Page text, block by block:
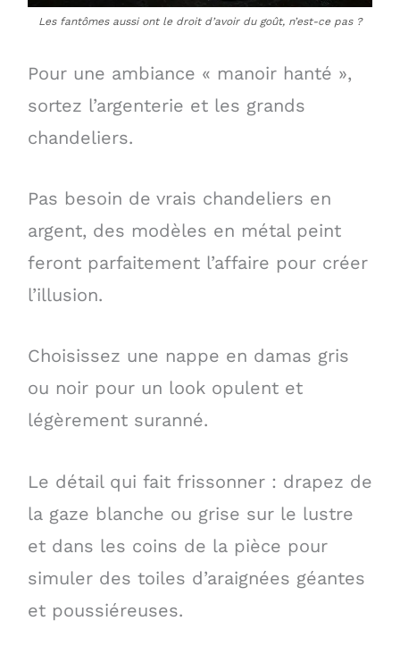
Les fantômes aussi ont le droit d’avoir du goût, n’est-ce pas ?
Pour une ambiance « manoir hanté »,
sortez l’argenterie et les grands
chandeliers.
Pas besoin de vrais chandeliers en
argent, des modèles en métal peint
feront parfaitement l’affaire pour créer
l’illusion.
Choisissez une nappe en damas gris
ou noir pour un look opulent et
légèrement suranné.
Le détail qui fait frissonner : drapez de
la gaze blanche ou grise sur le lustre
et dans les coins de la pièce pour
simuler des toiles d’araignées géantes
et poussiéreuses.